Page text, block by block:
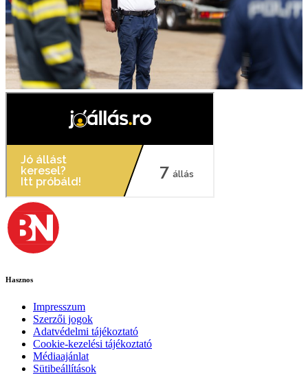
Hasznos
Impresszum
Szerzői jogok
Adatvédelmi tájékoztató
Cookie-kezelési tájékoztató
Médiaajánlat
Sütibeállítások